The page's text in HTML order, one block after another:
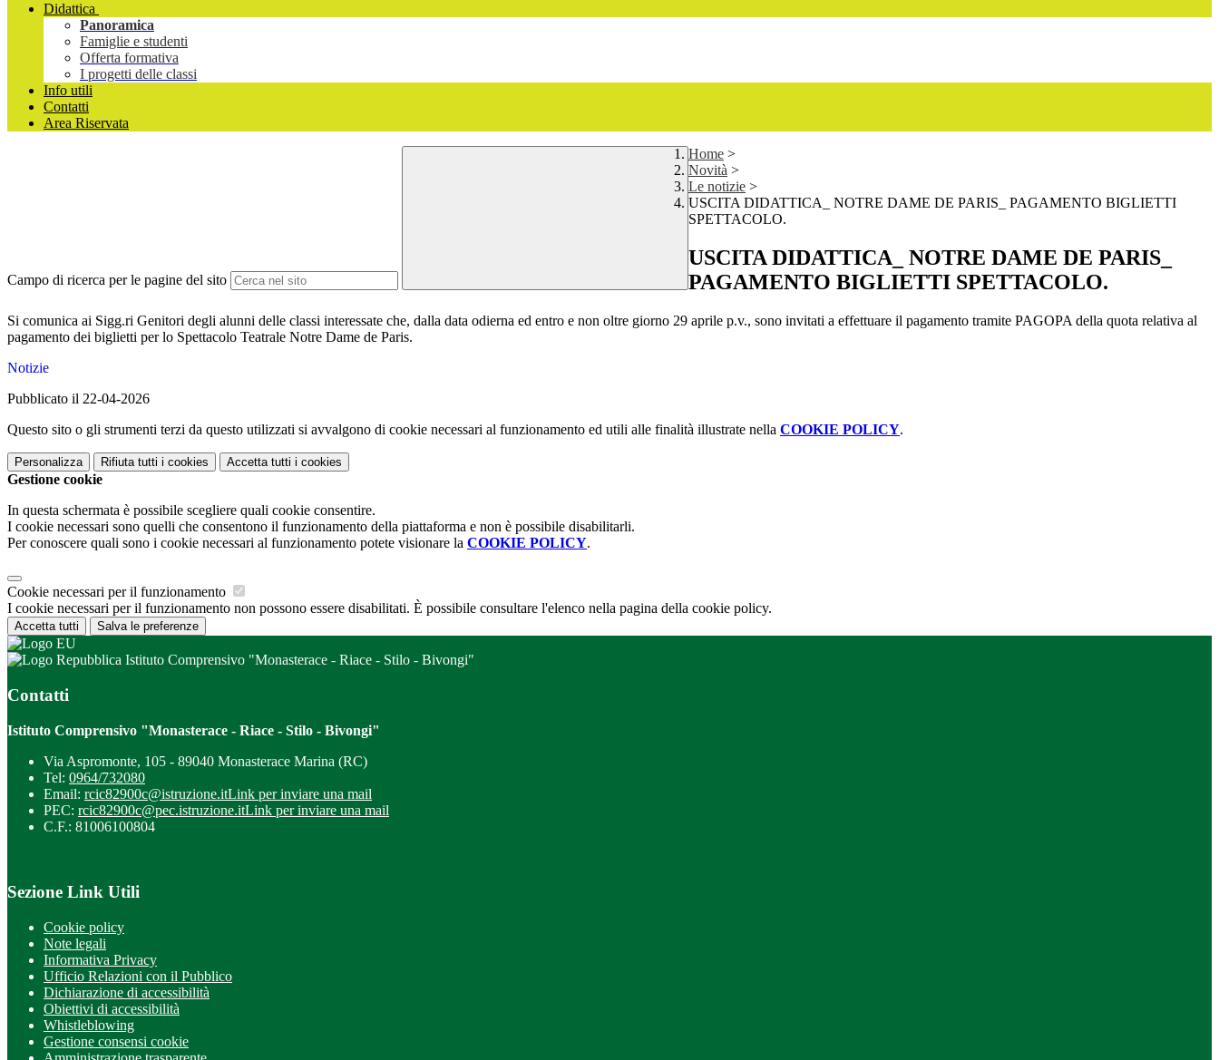
Didattica
Panoramica
Famiglie e studenti
Offerta formativa
I progetti delle classi
Info utili
Contatti
Area Riservata
Campo di ricerca per le pagine del sito
Home >
Novità >
Le notizie >
USCITA DIDATTICA_ NOTRE DAME DE PARIS_ PAGAMENTO BIGLIETTI
SPETTACOLO.
USCITA DIDATTICA_ NOTRE DAME DE PARIS_
PAGAMENTO BIGLIETTI SPETTACOLO.
Si comunica ai Sigg.ri Genitori degli alunni delle classi interessate che, dalla data odierna ed entro e non oltre giorno 29 aprile p.v., sono invitati a effettuare il pagamento tramite PAGOPA della quota relativa al
pagamento dei biglietti per lo Spettacolo Teatrale Notre Dame de Paris.
Notizie
Pubblicato il 22-04-2026
Questo sito o gli strumenti terzi da questo utilizzati si avvalgono di cookie necessari al funzionamento ed utili alle finalità illustrate nella COOKIE POLICY.
Personalizza Rifiuta tutti i cookies Accetta tutti i cookies
Gestione cookie
In questa schermata è possibile scegliere quali cookie consentire.
I cookie necessari sono quelli che consentono il funzionamento della piattaforma e non è possibile disabilitarli.
Per conoscere quali sono i cookie necessari al funzionamento potete visionare la COOKIE POLICY.
Cookie necessari per il funzionamento
I cookie necessari per il funzionamento non possono essere disabilitati. È possibile consultare l'elenco nella pagina della cookie policy.
Accetta tutti Salva le preferenze
Istituto Comprensivo "Monasterace - Riace - Stilo - Bivongi"
Contatti
Istituto Comprensivo "Monasterace - Riace - Stilo - Bivongi"
Via Aspromonte, 105 - 89040 Monasterace Marina (RC)
Tel: 0964/732080
Email: rcic82900c@istruzione.itLink per inviare una mail
PEC: rcic82900c@pec.istruzione.itLink per inviare una mail
C.F.: 81006100804
Sezione Link Utili
Cookie policy
Note legali
Informativa Privacy
Ufficio Relazioni con il Pubblico
Dichiarazione di accessibilità
Obiettivi di accessibilità
Whistleblowing
Gestione consensi cookie